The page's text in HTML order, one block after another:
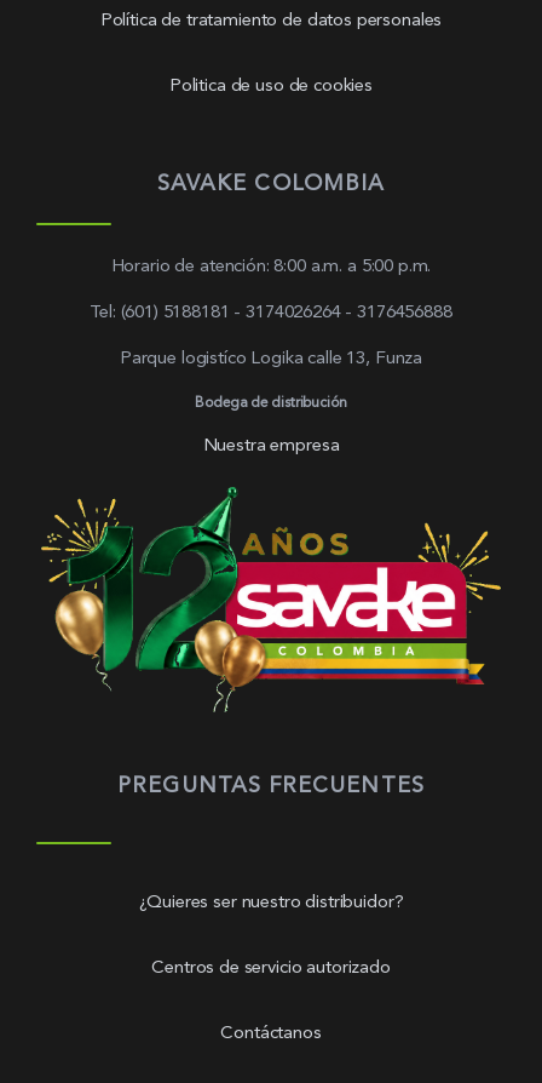
Política de tratamiento de datos personales
Politica de uso de cookies
SAVAKE COLOMBIA
Horario de atención: 8:00 a.m. a 5:00 p.m.
Tel: (601) 5188181 - 3174026264 - 3176456888
Parque logistíco Logika calle 13, Funza
Bodega de distribución
Nuestra empresa
PREGUNTAS FRECUENTES
¿Quieres ser nuestro distribuidor?
Centros de servicio autorizado
Contáctanos